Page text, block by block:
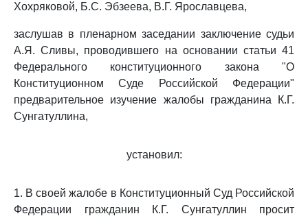
Хохряковой, Б.С. Эбзеева, В.Г. Ярославцева,
заслушав в пленарном заседании заключение судьи
А.Я. Сливы, проводившего на основании статьи 41
Федерального конституционного закона "О
Конституционном Суде Российской Федерации"
предварительное изучение жалобы гражданина К.Г.
Сунгатуллина,
установил:
1. В своей жалобе в Конституционный Суд Российской
Федерации гражданин К.Г. Сунгатуллин просит